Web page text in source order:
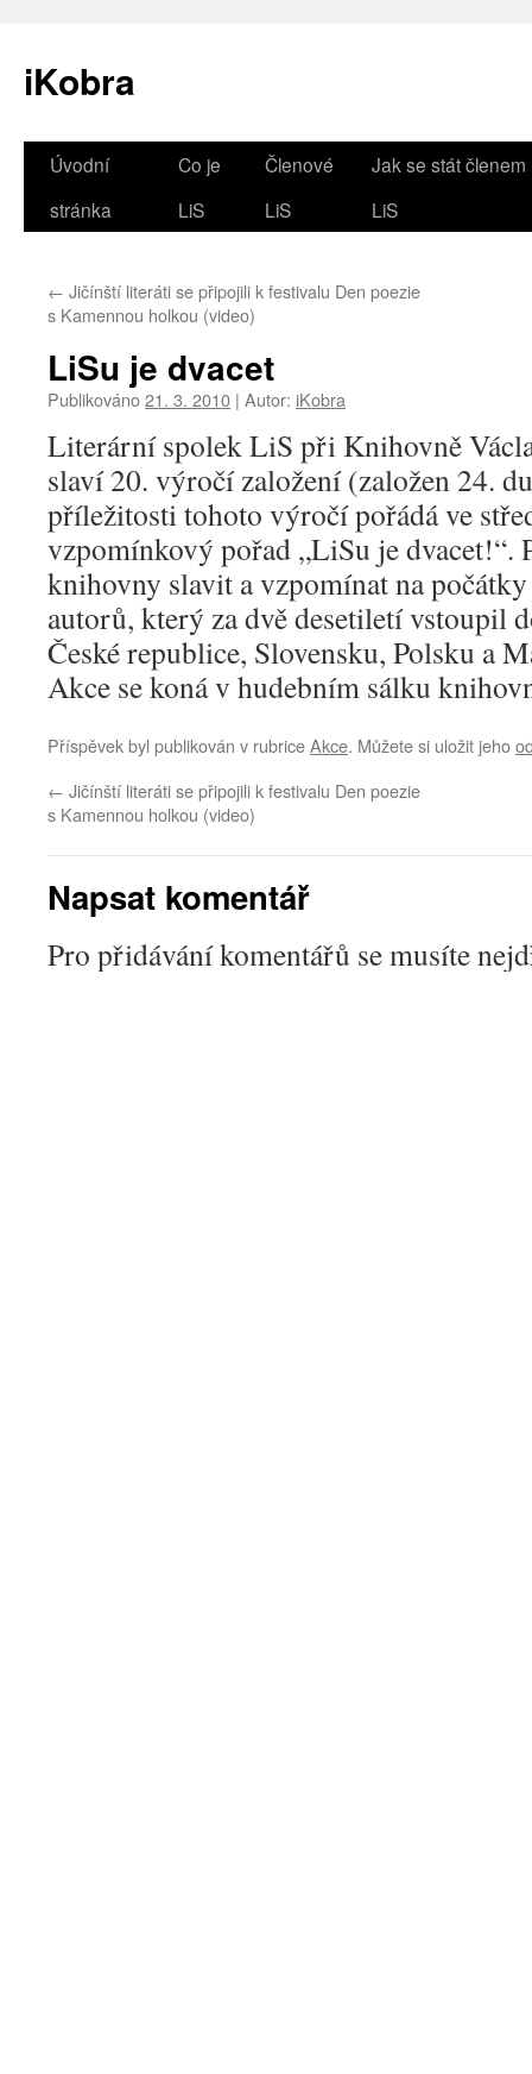
iKobra
Přejít
webu
Úvodní
stránka
Co je
LiS
Členové
LiS
Jak se stát členem
LiS
← Jičínští literáti se připojili k festivalu Den poezie
s Kamennou holkou (video)
LiSu je dvacet
Publikováno21. 3. 2010 | Autor: iKobra
Literární spolek LiS při Knihovně
slaví 20. výročí založení (založen 24.
příležitosti tohoto výročí pořádá ve
vzpomínkový pořad „LiSu je dvacet!“.
knihovny slavit a vzpomínat na
autorů, který za dvě desetiletí vstoupil
České republice, Slovensku, Polsku a
Akce se koná v hudebním sálku
Příspěvek byl publikován v rubriceAkce. Můžete si uložit jeho
← Jičínští literáti se připojili k festivalu Den poezie
s Kamennou holkou (video)
Napsat komentář
Pro přidávání komentářů se musíte